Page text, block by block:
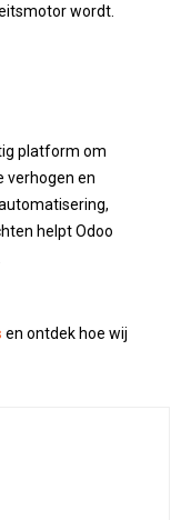
wordt.
platform om
verhogen en
helpt Odoo
en ontdek hoe wij